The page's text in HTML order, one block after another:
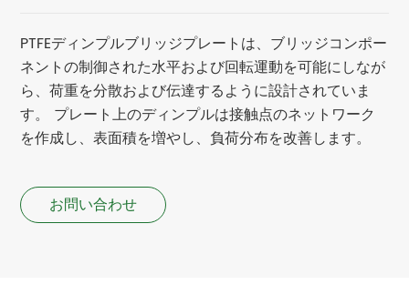
PTFEディンプルブリッジプレートは、ブリッジコンポー
ネントの制御された水平および回転運動を可能にしなが
ら、荷重を分散および伝達するように設計されていま
す。 プレート上のディンプルは接触点のネットワーク
を作成し、表面積を増やし、負荷分布を改善します。
お問い合わせ